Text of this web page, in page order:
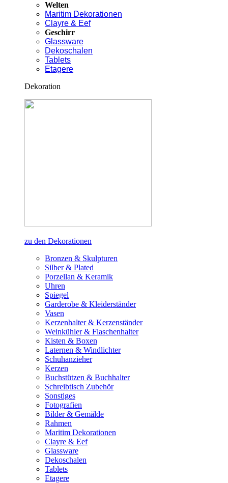
Welten
Maritim Dekorationen
Clayre & Eef
Geschirr
Glassware
Dekoschalen
Tablets
Etagere
Dekoration
zu den Dekorationen
Bronzen & Skulpturen
Silber & Plated
Porzellan & Keramik
Uhren
Spiegel
Garderobe & Kleiderständer
Vasen
Kerzenhalter & Kerzenständer
Weinkühler & Flaschenhalter
Kisten & Boxen
Laternen & Windlichter
Schuhanzieher
Kerzen
Buchstützen & Buchhalter
Schreibtisch Zubehör
Sonstiges
Fotografien
Bilder & Gemälde
Rahmen
Maritim Dekorationen
Clayre & Eef
Glassware
Dekoschalen
Tablets
Etagere